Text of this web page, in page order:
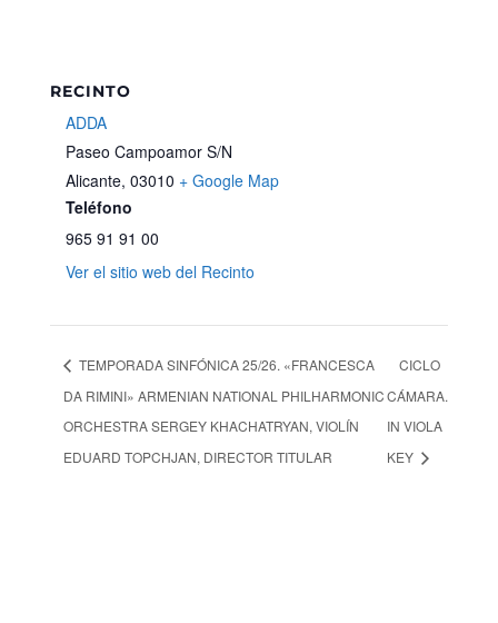
RECINTO
ADDA
Paseo Campoamor S/N
Alicante, 03010 + Google Map
Teléfono
965 91 91 00
Ver el sitio web del Recinto
TEMPORADA SINFÓNICA 25/26. «FRANCESCA
DA RIMINI» ARMENIAN NATIONAL PHILHARMONIC
ORCHESTRA SERGEY KHACHATRYAN, VIOLÍN
EDUARD TOPCHJAN, DIRECTOR TITULAR
CICLO
CÁMARA.
IN VIOLA
KEY